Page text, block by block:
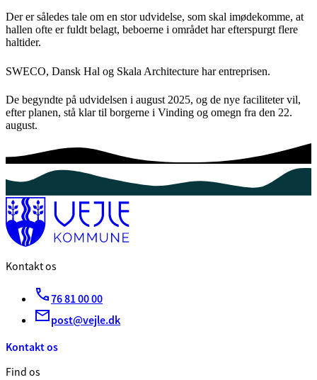
Der er således tale om en stor udvidelse, som skal imødekomme, at
hallen ofte er fuldt belagt, beboerne i området har efterspurgt flere
haltider.
SWECO, Dansk Hal og Skala Architecture har entreprisen.
De begyndte på udvidelsen i august 2025, og de nye faciliteter vil,
efter planen, stå klar til borgerne i Vinding og omegn fra den 22.
august.
Kontakt os
76 81 00 00
post@vejle.dk
Kontakt os
Find os